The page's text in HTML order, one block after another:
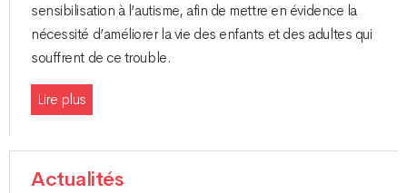
sensibilisation à l’autisme, afin de mettre en évidence la
nécessité d’améliorer la vie des enfants et des adultes qui
souffrent de ce trouble.
Lire plus
Actualités